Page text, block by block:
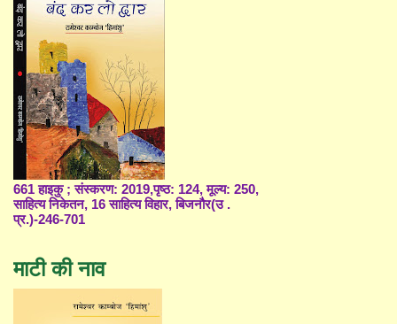
661 हाइकु ; संस्करण: 2019,पृष्ठ: 124, मूल्य: 250,
साहित्य निकेतन, 16 साहित्य विहार, बिजनौर(उ .
प्र.)-246-701
माटी की नाव